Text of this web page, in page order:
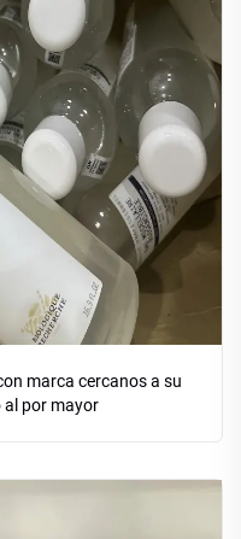
marca cercanos a su
al por mayor